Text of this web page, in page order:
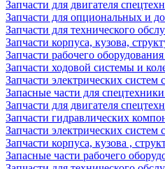
Запчасти для двигателя
Запчасти для опциональных и
Запчасти для технического
Запчасти корпуса, кузова,
Запчасти рабочего
Запчасти ходовой системы и
Запчасти электрических
Запасные части для
Запчасти для двигателя
Запчасти гидравлических
Запчасти электрических
Запчасти корпуса, кузова ,
Запасные части рабочего